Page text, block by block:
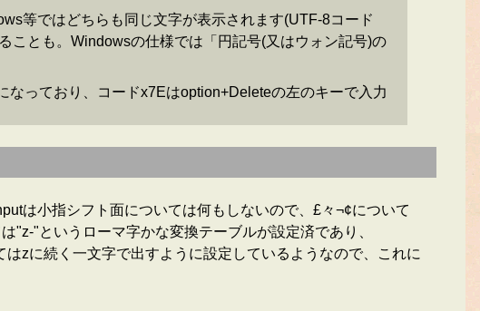
等ではどちらも同じ文字が表示されます(UTF-8コード
とも。Windowsの仕様では「円記号(又はウォン記号)の
っており、コードx7Eはoption+Deleteの左のキーで入力
は小指シフト面については何もしないので、£々¬¢について
"z-"というローマ字かな変換テーブルが設定済であり、
zに続く一文字で出すように設定しているようなので、これに